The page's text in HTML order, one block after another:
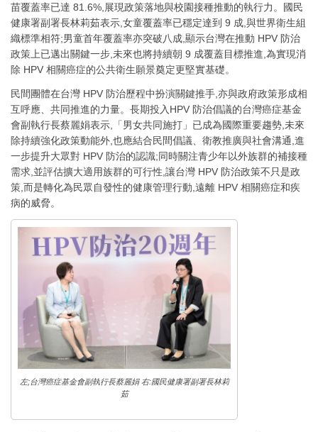
苗覆蓋率已達 81.6%,展現政策落地與校園接種推動的執行力。國民
健康署副署長林莉茹表示,女童覆蓋率已穩定達到 9 成,與世界衛生組
織標準相符;男童首年覆蓋率亦突破八成,顯示台灣在推動 HPV 防治
政策上已邁出關鍵一步,未來也將持續朝 9 成覆蓋目標推進,為實現消
除 HPV 相關癌症的公共衛生願景奠定更堅實基礎。
民間團體在台灣 HPV 防治歷程中扮演關鍵推手,亦與政府政策形成相
互呼應、共同推進的力量。長期投入HPV 防治倡議的台灣癌症基金
會副執行長蔡麗娟表示,「男女共同施打」已成為國際重要趨勢,未來
除持續強化政策動能外,也應結合民間倡議、衛教推廣與社會溝通,進
一步提升大眾對 HPV 防治的認識;同時關注青少年以外族群的補接種
需求,並評估擴大適用族群的可行性,讓台灣 HPV 防治政策不只是政
策,而是轉化為民眾自發性的健康管理行動,遠離 HPV 相關癌症和疾
病的威脅。
左;台灣癌症基金會副執行長蔡麗娟 右:國民健康署副署長林莉
茹